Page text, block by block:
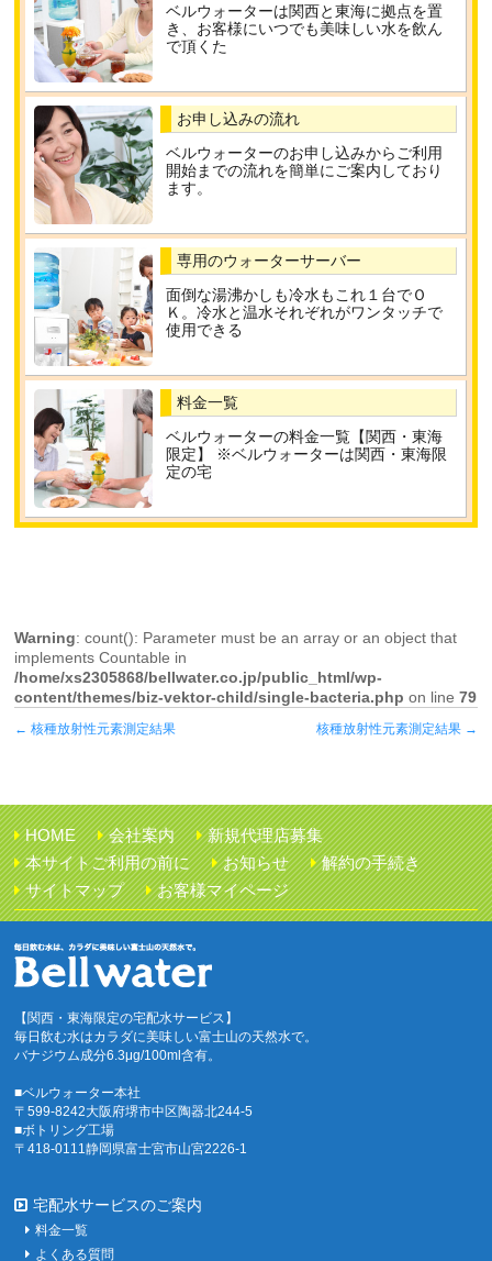
ベルウォーターは関西と東海に拠点を置
き、お客様にいつでも美味しい水を飲ん
で頂くた
お申し込みの流れ
ベルウォーターのお申し込みからご利用
開始までの流れを簡単にご案内しており
ます。
専用のウォーターサーバー
面倒な湯沸かしも冷水もこれ１台でＯ
Ｋ。冷水と温水それぞれがワンタッチで
使用できる
料金一覧
ベルウォーターの料金一覧【関西・東海
限定】 ※ベルウォーターは関西・東海限
定の宅
Warning: count(): Parameter must be an array or an object that
implements Countable in
/home/xs2305868/bellwater.co.jp/public_html/wp-
content/themes/biz-vektor-child/single-bacteria.php on line79
← 核種放射性元素測定結果 核種放射性元素測定結果 →
HOME 会社案内
新規代理店募集
本サイトご利用の前に
お知らせ
解約の手続き
サイトマップ
お客様マイページ
【関西・東海限定の宅配水サービス】
毎日飲む水はカラダに美味しい富士山の天然水で。
バナジウム成分6.3μg/100ml含有。
■ベルウォーター本社
〒599-8242大阪府堺市中区陶器北244-5
■ボトリング工場
〒418-0111静岡県富士宮市山宮2226-1
宅配水サービスのご案内
料金一覧
よくある質問